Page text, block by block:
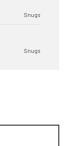
Snugs
Snugs